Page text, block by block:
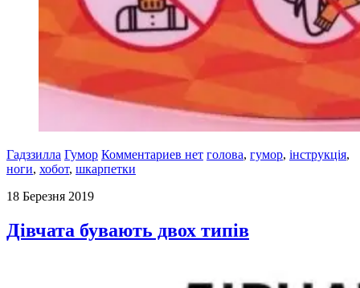
Гадззилла Гумор Комментариев нет голова, гумор, інструкція,
ноги, хобот, шкарпетки
18 Березня 2019
Дівчата бувають двох типів